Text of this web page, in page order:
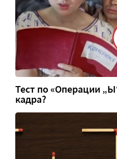
Тест по «Операции
кадра?